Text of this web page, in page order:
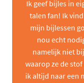
Ik geef bijles in
talen fan! Ik
mijn bijlessen
nou echt
namelijk niet
waarop ze de
ik altijd naar een